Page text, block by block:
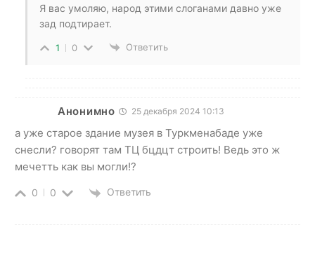
Я вас умоляю, народ этими слоганами давно уже
зад подтирает.
1 0 Ответить
Анонимно 25 декабря 2024 10:13
а уже старое здание музея в Туркменабаде уже
снесли? говорят там ТЦ бцдцт строить! Ведь это ж
мечетть как вы могли!?
0 0 Ответить